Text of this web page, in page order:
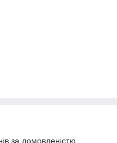
за домовленістю